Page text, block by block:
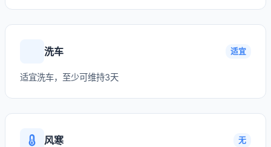
洗车 适宜
适宜洗车，至少可维持3天
风寒 无